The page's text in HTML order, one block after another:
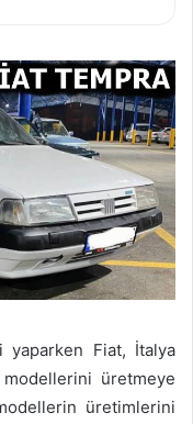
Fiat, İtalya
üretmeye
üretimlerini